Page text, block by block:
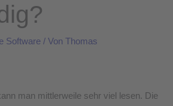
Software / Von Thomas
man mittlerweile sehr viel lesen. Die